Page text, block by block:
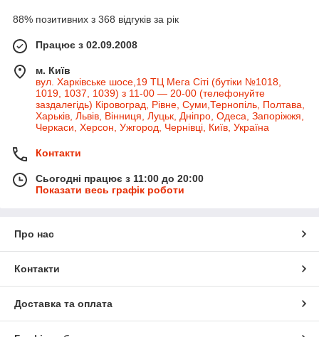
88% позитивних з 368 відгуків за рік
Працює з 02.09.2008
м. Київ
вул. Харківське шосе,19 ТЦ Мега Сіті (бутіки №1018,
1019, 1037, 1039) з 11-00 — 20-00 (телефонуйте
заздалегідь) Кіровоград, Рівне, Суми,Тернопіль, Полтава,
Харьків, Львів, Вінниця, Луцьк, Дніпро, Одеса, Запоріжжя,
Черкаси, Херсон, Ужгород, Чернівці, Київ, Україна
Контакти
Сьогодні працює з 11:00 до 20:00
Показати весь графік роботи
Про нас
Контакти
Доставка та оплата